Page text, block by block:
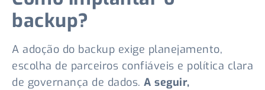
backup?
A adoção do backup exige planejamento,
escolha de parceiros confiáveis e política clara
de governança de dados. A seguir,